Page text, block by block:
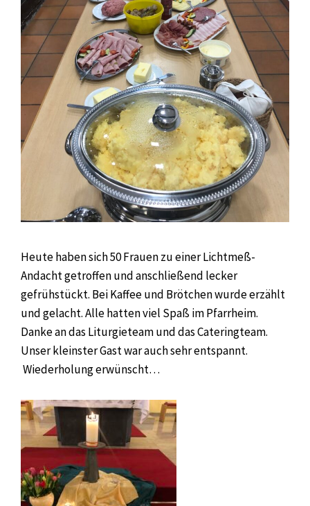
Heute haben sich 50 Frauen zu einer Lichtmeß-
Andacht getroffen und anschließend lecker
gefrühstückt. Bei Kaffee und Brötchen wurde erzählt
und gelacht. Alle hatten viel Spaß im Pfarrheim.
Danke an das Liturgieteam und das Cateringteam.
Unser kleinster Gast war auch sehr entspannt.
Wiederholung erwünscht…